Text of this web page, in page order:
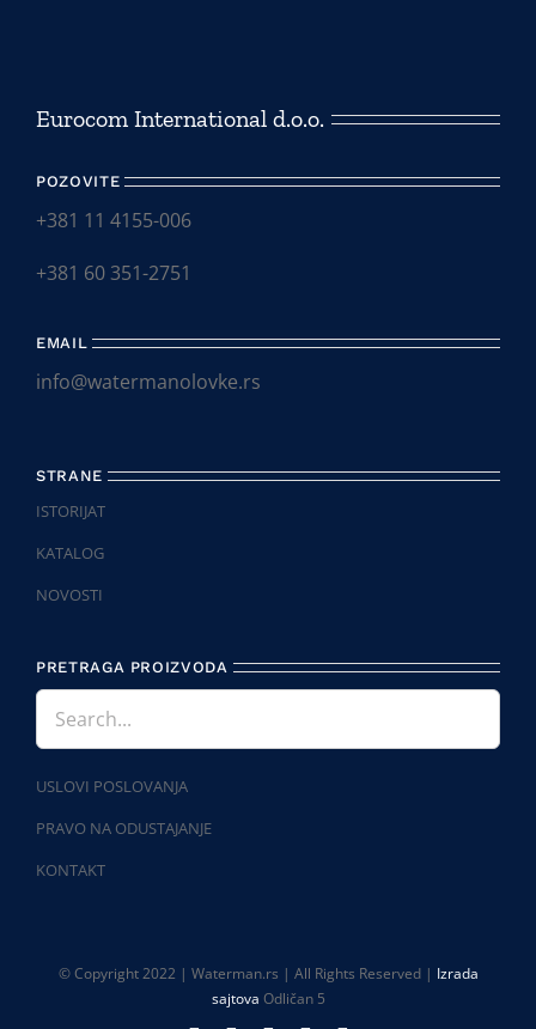
Eurocom International d.o.o.
POZOVITE
+381 11 4155-006
+381 60 351-2751
EMAIL
info@watermanolovke.rs
STRANE
ISTORIJAT
KATALOG
NOVOSTI
PRETRAGA PROIZVODA
USLOVI POSLOVANJA
PRAVO NA ODUSTAJANJE
KONTAKT
© Copyright 2022 | Waterman.rs | All Rights Reserved | Izrada
sajtova Odličan 5